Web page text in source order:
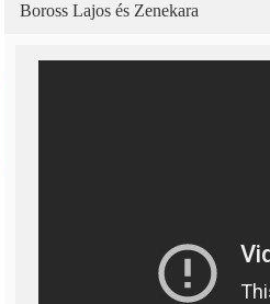
Boross Lajos és Zenekara